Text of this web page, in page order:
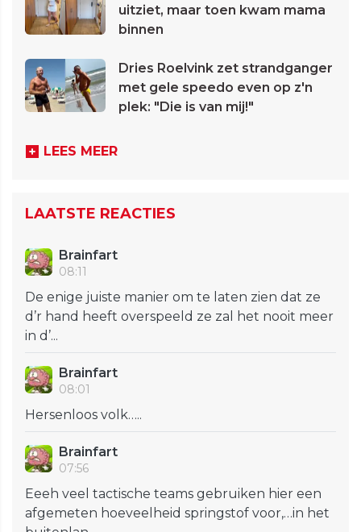
uitziet, maar toen kwam mama
binnen
Dries Roelvink zet strandganger
met gele speedo even op z'n
plek: "Die is van mij!"
LEES MEER
LAATSTE REACTIES
Brainfart
08:11
De enige juiste manier om te laten zien dat ze
d’r hand heeft overspeeld ze zal het nooit meer
in d’...
Brainfart
08:01
Hersenloos volk…..
Brainfart
07:56
Eeeh veel tactische teams gebruiken hier een
afgemeten hoeveelheid springstof voor,…in het